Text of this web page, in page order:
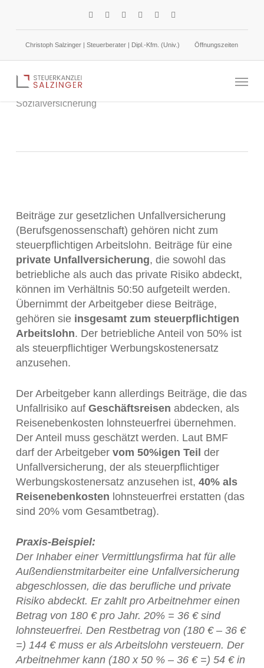
contentChristoph Salzinger | Steuerberater | Dipl.-Kfm. (Univ.) Öffnungszeiten
Menu
5. April 2024
Sozialversicherung
Beiträge zur gesetzlichen Unfallversicherung
(Berufsgenossenschaft) gehören nicht zum
steuerpflichtigen Arbeitslohn. Beiträge für eine
private Unfallversicherung, die sowohl das
betriebliche als auch das private Risiko abdeckt,
können im Verhältnis 50:50 aufgeteilt werden.
Übernimmt der Arbeitgeber diese Beiträge,
gehören sie insgesamt zum steuerpflichtigen
Arbeitslohn. Der betriebliche Anteil von 50% ist
als steuerpflichtiger Werbungskostenersatz
anzusehen.
Der Arbeitgeber kann allerdings Beiträge, die das
Unfallrisiko auf Geschäftsreisen abdecken, als
Reisenebenkosten lohnsteuerfrei übernehmen.
Der Anteil muss geschätzt werden. Laut BMF
darf der Arbeitgeber vom 50%igen Teil der
Unfallversicherung, der als steuerpflichtiger
Werbungskostenersatz anzusehen ist, 40% als
Reisenebenkosten lohnsteuerfrei erstatten (das
sind 20% vom Gesamtbetrag).
Praxis-Beispiel:
Der Inhaber einer Vermittlungsfirma hat für alle
Außendienstmitarbeiter eine Unfallversicherung
abgeschlossen, die das berufliche und private
Risiko abdeckt. Er zahlt pro Arbeitnehmer einen
Betrag von 180 € pro Jahr. 20% = 36 € sind
lohnsteuerfrei. Den Restbetrag von (180 € – 36 €
=) 144 € muss er als Arbeitslohn versteuern. Der
Arbeitnehmer kann (180 x 50 % – 36 € =) 54 € in